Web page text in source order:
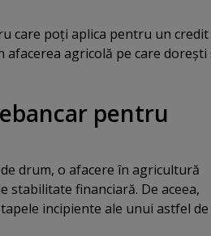
care poţi aplica pentru un credit
agricolă pe care doreşti
pentru
drum, o afacere în agricultură
stabilitate financiară. De aceea,
incipiente ale unui astfel de